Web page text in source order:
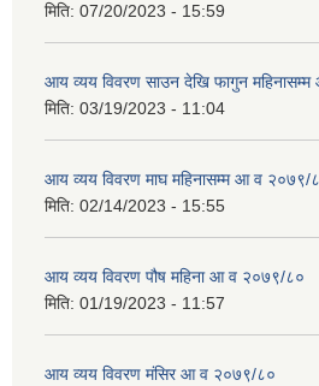
मिति: 07/20/2023 - 15:59
आय व्यय विवरण साउन देखि फागुन
मिति: 03/19/2023 - 11:04
आय व्यय विवरण माघ महिनासम्म आ व २०७९/
मिति: 02/14/2023 - 15:55
आय व्यय विवरण पौष महिना आ व २०७९/८०
मिति: 01/19/2023 - 11:57
आय व्यय विवरण मंसिर आ व २०७९/८०